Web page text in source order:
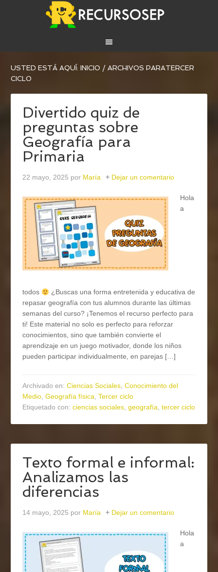
USTED ESTÁ AQUÍ:INICIO / ARCHIVOS PARATERCER
CICLO
Divertido quiz de
preguntas sobre
Geografía para
Primaria
22 mayo, 2025 por María Dejar un comentario
Hola
a
todos
¿Buscas una forma entretenida y educativa de
repasar geografía con tus alumnos durante las últimas
semanas del curso? ¡Tenemos el recurso perfecto para
ti! Este material no solo es perfecto para reforzar
conocimientos, sino que también convierte el
aprendizaje en un juego motivador, donde los niños
pueden participar individualmente, en parejas […]
Archivado en:Ciencias Sociales,Conocimiento del
Medio,Geografía física,Tercer ciclo
Etiquetado con:ciencias sociales,geografía,tercer ciclo
Texto formal e informal:
Analizamos las
diferencias
14 mayo, 2025 por María Dejar un comentario
Hola
a